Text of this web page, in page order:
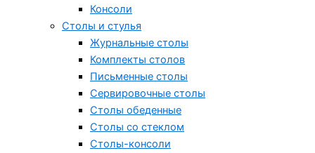
Консоли
Столы и стулья
Журнальные столы
Комплекты столов
Письменные столы
Сервировочные столы
Столы обеденные
Столы со стеклом
Столы-консоли